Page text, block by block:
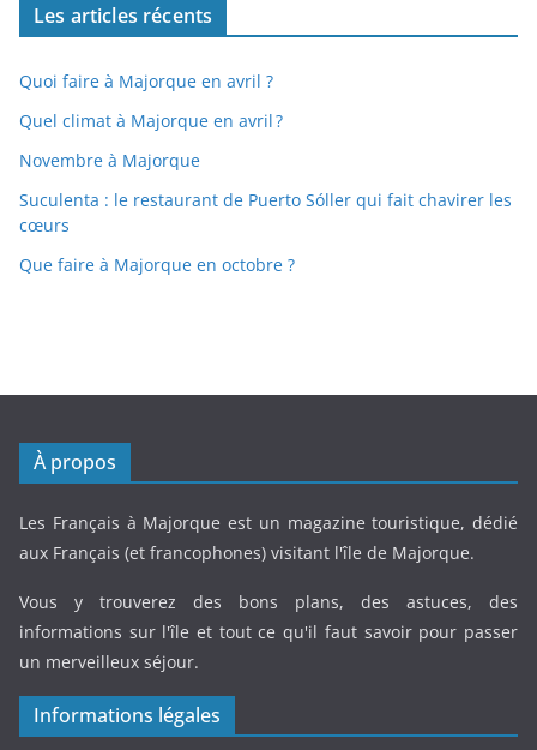
Les articles récents
Quoi faire à Majorque en avril ?
Quel climat à Majorque en avril ?
Novembre à Majorque
Suculenta : le restaurant de Puerto Sóller qui fait chavirer les
cœurs
Que faire à Majorque en octobre ?
À propos
Les Français à Majorque est un magazine touristique, dédié
aux Français (et francophones) visitant l'île de Majorque.
Vous y trouverez des bons plans, des astuces, des
informations sur l'île et tout ce qu'il faut savoir pour passer
un merveilleux séjour.
Informations légales